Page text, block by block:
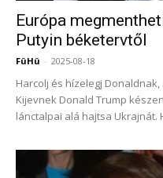
Európa
Putyin béketervtől
FüHü - 2025-08-18
Harcolj és hízelegj
Kijevnek Donald Trump
lánctalpai alá hajtsa Ukrajnát.